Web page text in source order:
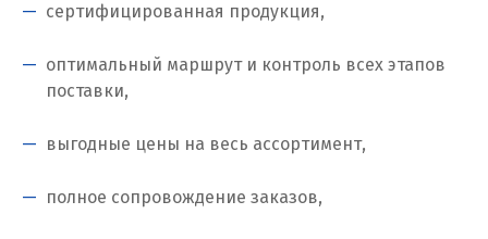
сертифицированная продукция,
оптимальный маршрут и контроль всех этапов
поставки,
выгодные цены на весь ассортимент,
полное сопровождение заказов,